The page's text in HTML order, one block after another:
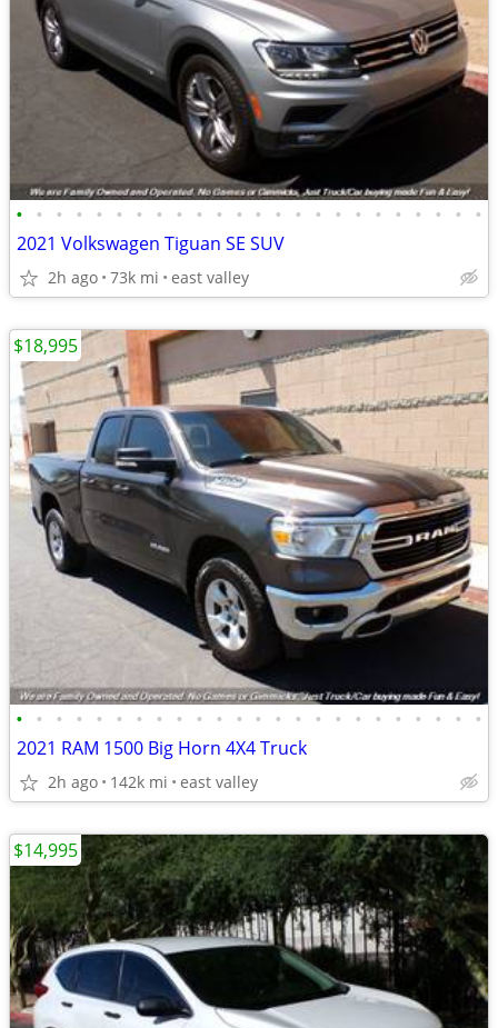
• • • • • • • • • • • • • • • • • • • • • • • •
2021 Volkswagen Tiguan SE SUV
2h ago 73k mi east valley
• • • • • • • • • • • • • • • • • • • • • • • •
2021 RAM 1500 Big Horn 4X4 Truck
2h ago 142k mi east valley
$18,995
$14,995